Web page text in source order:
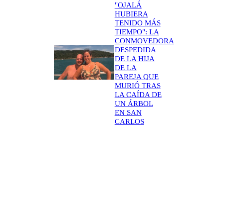
"OJALÁ
HUBIERA
TENIDO MÁS
TIEMPO": LA
CONMOVEDORA
DESPEDIDA
DE LA HIJA
DE LA
PAREJA QUE
MURIÓ TRAS
LA CAÍDA DE
UN ÁRBOL
EN SAN
CARLOS